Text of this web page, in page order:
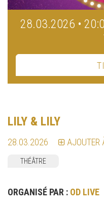
28.03.2026 •
LILY & LILY
28.03.2026 AJOUTER
THÉÂTRE
ORGANISÉ PAR : OD LIVE